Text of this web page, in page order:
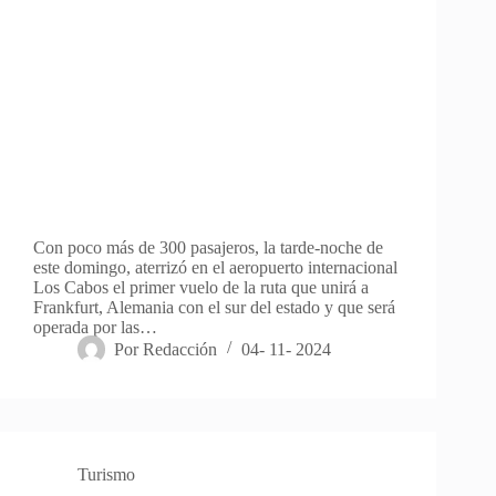
Con poco más de 300 pasajeros, la tarde-noche de
este domingo, aterrizó en el aeropuerto internacional
Los Cabos el primer vuelo de la ruta que unirá a
Frankfurt, Alemania con el sur del estado y que será
operada por las…
Por Redacción 04- 11- 2024
Turismo